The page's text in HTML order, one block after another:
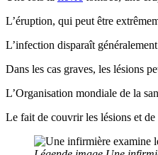
L’éruption, qui peut être
L’infection disparaît
Dans les cas graves, les lésions
L’Organisation mondiale de la
Le fait de couvrir les lésions et